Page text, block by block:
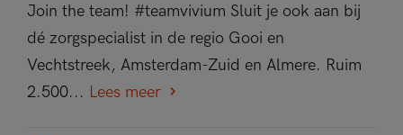
Join the team! #teamvivium Sluit je ook aan bij
dé zorgspecialist in de regio Gooi en
Vechtstreek, Amsterdam-Zuid en Almere. Ruim
2.500... Lees meer